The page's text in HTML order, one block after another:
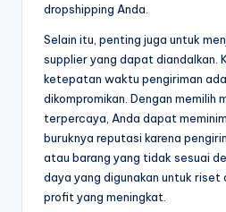
dropshipping Anda.
Selain itu, penting juga untuk
supplier yang dapat diandalkan.
ketepatan waktu pengiriman
dikompromikan. Dengan memilih
terpercaya, Anda dapat
buruknya reputasi karena
atau barang yang tidak sesuai
daya yang digunakan untuk riset
profit yang meningkat.